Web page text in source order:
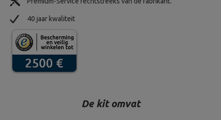
40 jaar kwaliteit
De kit omvat